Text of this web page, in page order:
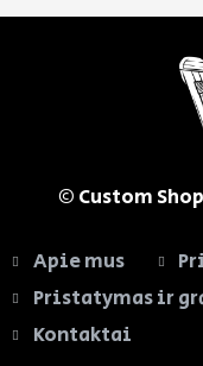
© Custom Shop
Apie mus
Pristatymas ir
Kontaktai